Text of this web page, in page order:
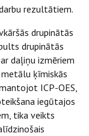
rezultātiem.
drupinātās
drupinātās
daļiņu izmēriem
ķīmiskās
ICP-OES,
iegūtajos
tika veikts